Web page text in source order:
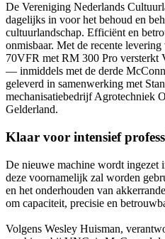
De Vereniging Nederlands
dagelijks in voor het behoud en
cultuurlandschap. Efficiënt en
onmisbaar. Met de recente
70VFR met RM 300 Pro versterkt
— inmiddels met de derde
geleverd in samenwerking met
mechanisatiebedrijf Agrotechniek
Gelderland.
Klaar voor intensief
De nieuwe machine wordt ingezet
deze voornamelijk zal worden
en het onderhouden van
om capaciteit, precisie en
Volgens Wesley Huisman,